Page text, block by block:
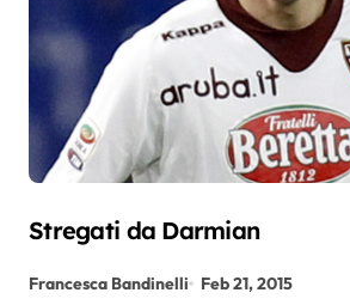
Stregati da Darmian
Francesca Bandinelli Feb 21, 2015